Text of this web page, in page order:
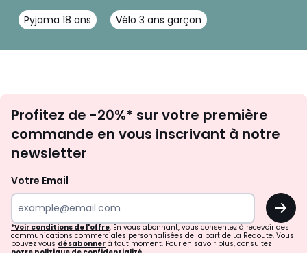
Pyjama 18 ans Vélo 3 ans garçon
newsletter
Profitez de -20%* sur votre première
commande en vous inscrivant à notre
newsletter
Votre Email
OK
*Voir conditions de l'offre. En vous abonnant, vous consentez à recevoir des
communications commerciales personnalisées de la part de La Redoute. Vous
pouvez vous désabonner à tout moment. Pour en savoir plus, consultez